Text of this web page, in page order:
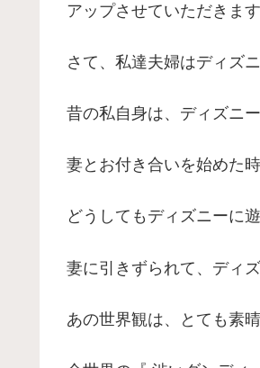
アップさせていただきます
さて、私達夫婦はディズ
昔の私自身は、ディズニ
妻とお付き合いを始めた時
どうしてもディズニーに
妻に引きずられて、ディ
あの世界観は、とても素